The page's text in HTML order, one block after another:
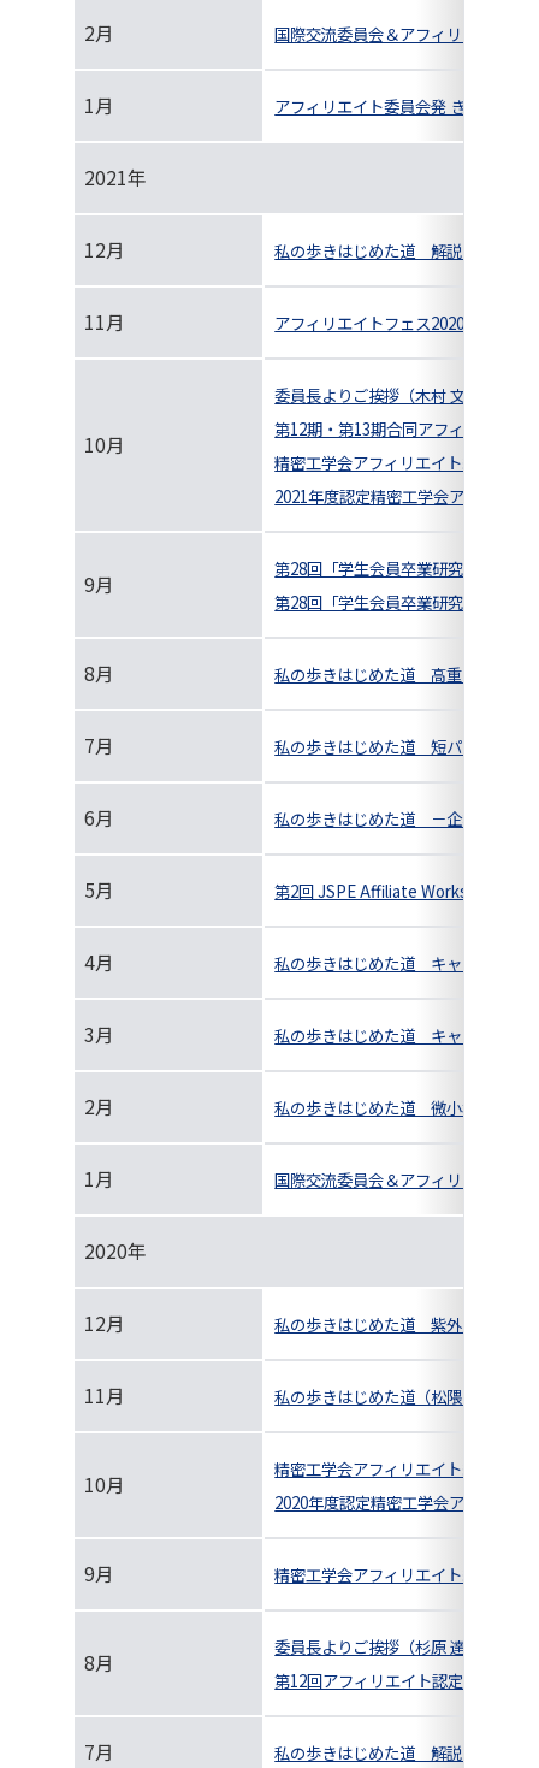
2月 国際交流委員会＆アフィリエイト
1月 アフィリエイト委員会発 きさげ研究
2021年
12月 私の歩きはじめた道 解説 博士論文
11月 アフィリエイトフェス2020 オンラ
10月
委員長よりご挨拶（木村 文信）
第12期・第13期合同アフィリエイト
精密工学会アフィリエイト紹介
2021年度認定精密工学会アフィリ
9月
第28回「学生会員卒業研究発表講演
第28回「学生会員卒業研究発表講演
8月 私の歩きはじめた道 高重力場のア
7月 私の歩きはじめた道 短パルスレー
6月 私の歩きはじめた道 －企業研究者
5月 第2回 JSPE Affiliate Workshop 開催
4月 私の歩きはじめた道 キャリアセミ
3月 私の歩きはじめた道 キャリアセミ
2月 私の歩きはじめた道 微小材料試験
1月 国際交流委員会＆アフィリエイト
2020年
12月 私の歩きはじめた道 紫外光を使っ
11月 私の歩きはじめた道（松隈 啓）
10月
精密工学会アフィリエイト紹介
2020年度認定精密工学会アフィリエ
9月 精密工学会アフィリエイト紹介
8月
委員長よりご挨拶（杉原 達哉）
第12回アフィリエイト認定式ならび
7月 私の歩きはじめた道 解説 博士論文